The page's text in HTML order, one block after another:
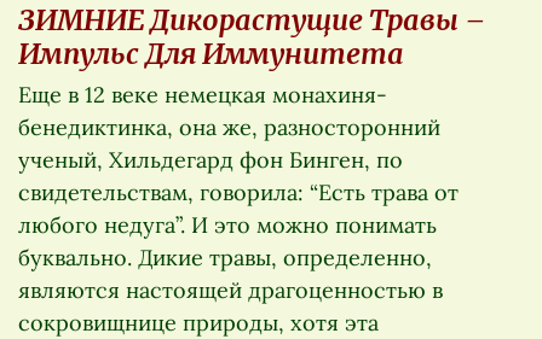
ЗИМНИЕ Дикорастущие Травы –
Импульс Для Иммунитета
Еще в 12 веке немецкая монахиня-
бенедиктинка, она же, разносторонний
ученый, Хильдегард фон Бинген, по
свидетельствам, говорила: “Есть трава от
любого недуга”. И это можно понимать
буквально. Дикие травы, определенно,
являются настоящей драгоценностью в
сокровищнице природы, хотя эта